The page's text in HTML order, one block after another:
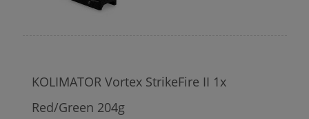
KOLIMATOR Vortex StrikeFire II 1x
Red/Green 204g